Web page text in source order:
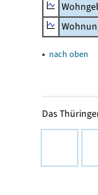
▴ nach oben
Das